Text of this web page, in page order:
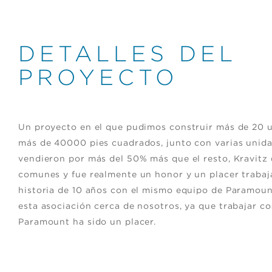
DETALLES DEL
PROYECTO
Un proyecto en el que pudimos construir más de 20
más de 40000 pies cuadrados, junto con varias
vendieron por más del 50% más que el resto, Kravitz
comunes y fue realmente un honor y un placer
historia de 10 años con el mismo equipo de
esta asociación cerca de nosotros, ya que trabajar
Paramount ha sido un placer.
muy
a diseñar toda la
en la unidad. Ellos
MV Group a un
el primer día! " -
""Manny, Emma y todo el
perfeccionista. Han sido
unidad, además de obviamente
recomendaría MV Group a un
amigo, parientes e incluso